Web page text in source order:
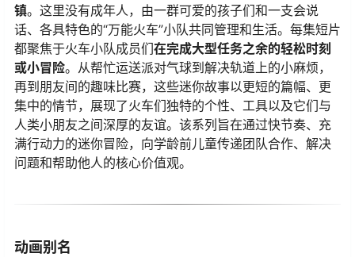
镇。这里没有成年人，由一群可爱的孩子们和一支会说
话、各具特色的“万能火车”小队共同管理和生活。每集短片
都聚焦于火车小队成员们在完成大型任务之余的轻松时刻
或小冒险。从帮忙运送派对气球到解决轨道上的小麻烦，
再到朋友间的趣味比赛，这些迷你故事以更短的篇幅、更
集中的情节，展现了火车们独特的个性、工具以及它们与
人类小朋友之间深厚的友谊。该系列旨在通过快节奏、充
满行动力的迷你冒险，向学龄前儿童传递团队合作、解决
问题和帮助他人的核心价值观。
动画别名